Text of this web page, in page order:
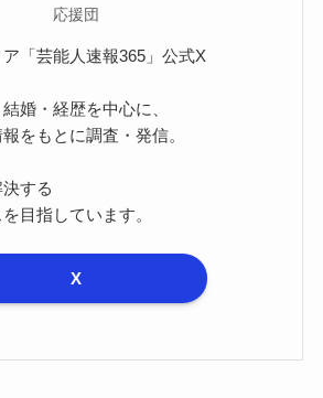
応援団
「芸能人速報365」公式X
婚・経歴を中心に、
をもとに調査・発信。
決する
目指しています。
X